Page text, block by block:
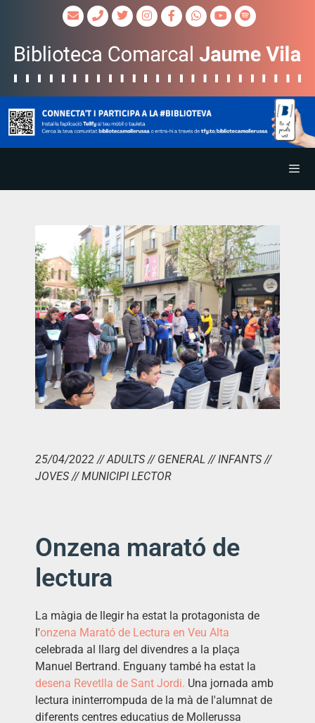
25/04/2022 // ADULTS // GENERAL // INFANTS //
JOVES // MUNICIPI LECTOR
Onzena marató de
lectura
La màgia de llegir ha estat la protagonista de
l'onzena Marató de Lectura en Veu Alta
celebrada al llarg del divendres a la plaça
Manuel Bertrand. Enguany també ha estat la
desena Revetlla de Sant Jordi. Una jornada amb
lectura ininterrompuda de la mà de l'alumnat de
diferents centres educatius de Mollerussa